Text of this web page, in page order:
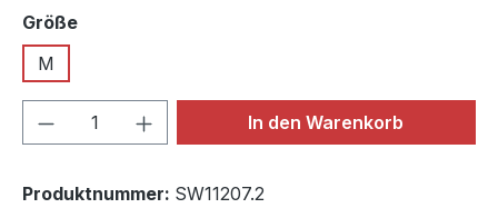
Größeauswählen
M
Produkt Anzahl: Gib denIn den Warenkorb
Produktnummer: SW11207.2